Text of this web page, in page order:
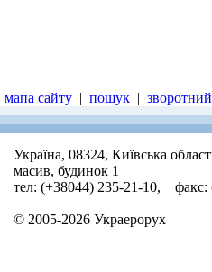
мапа сайту | пошук |
Україна, 08324, Київська
масив, будинок 1
тел: (+38044) 235-21-10, факс:
© 2005-2026 Украерорух